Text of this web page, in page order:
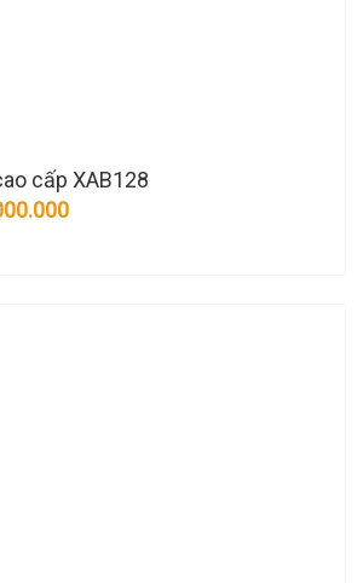
cấp XAB128